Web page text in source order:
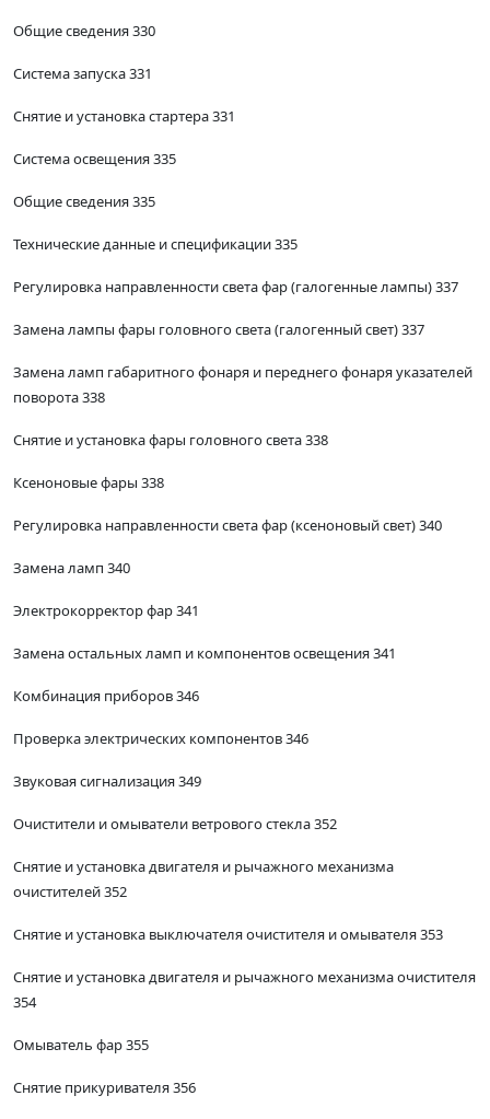
Общие сведения 330
Система запуска 331
Снятие и установка стартера 331
Система освещения 335
Общие сведения 335
Технические данные и спецификации 335
Регулировка направленности света фар (галогенные лампы) 337
Замена лампы фары головного света (галогенный свет) 337
Замена ламп габаритного фонаря и переднего фонаря указателей
поворота 338
Снятие и установка фары головного света 338
Ксеноновые фары 338
Регулировка направленности света фар (ксеноновый свет) 340
Замена ламп 340
Электрокорректор фар 341
Замена остальных ламп и компонентов освещения 341
Комбинация приборов 346
Проверка электрических компонентов 346
Звуковая сигнализация 349
Очистители и омыватели ветрового стекла 352
Снятие и установка двигателя и рычажного механизма
очистителей 352
Снятие и установка выключателя очистителя и омывателя 353
Снятие и установка двигателя и рычажного механизма очистителя
354
Омыватель фар 355
Снятие прикуривателя 356